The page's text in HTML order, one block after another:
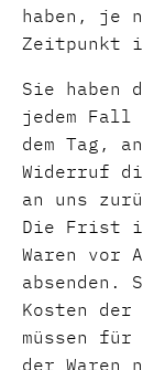
haben, je
Zeitpunkt
Sie haben
jedem Fall
dem Tag,
Widerruf
an uns
Die Frist
Waren vor
absenden.
Kosten der
müssen
der Waren